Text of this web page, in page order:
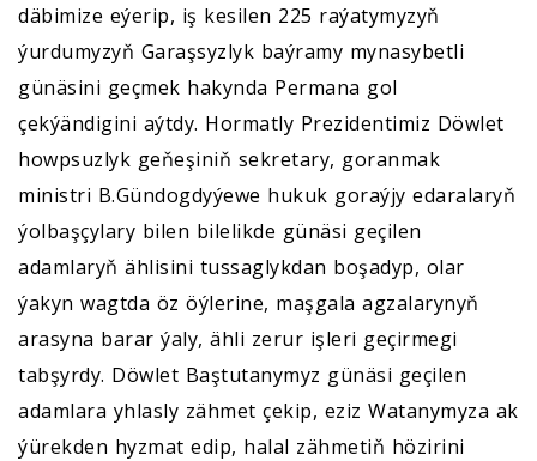
däbimize eýerip, iş kesilen 225 raýatymyzyň
ýurdumyzyň Garaşsyzlyk baýramy mynasybetli
günäsini geçmek hakynda Permana gol
çekýändigini aýtdy. Hormatly Prezidentimiz Döwlet
howpsuzlyk geňeşiniň sekretary, goranmak
ministri B.Gündogdyýewe hukuk goraýjy edaralaryň
ýolbaşçylary bilen bilelikde günäsi geçilen
adamlaryň ählisini tussaglykdan boşadyp, olar
ýakyn wagtda öz öýlerine, maşgala agzalarynyň
arasyna barar ýaly, ähli zerur işleri geçirmegi
tabşyrdy. Döwlet Baştutanymyz günäsi geçilen
adamlara yhlasly zähmet çekip, eziz Watanymyza ak
ýürekden hyzmat edip, halal zähmetiň hözirini